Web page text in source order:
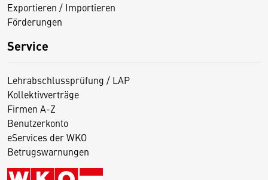
Exportieren / Importieren
Förderungen
Service
Lehrabschlussprüfung / LAP
Kollektivverträge
Firmen A-Z
Benutzerkonto
eServices der WKO
Betrugswarnungen